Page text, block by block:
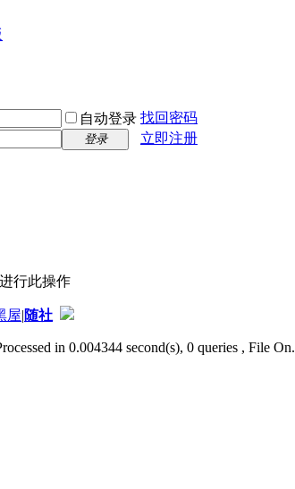
自动登录 找回密码
登录
立即注册
行此操作
屋|随社
in 0.004344 second(s), 0 queries , File On.